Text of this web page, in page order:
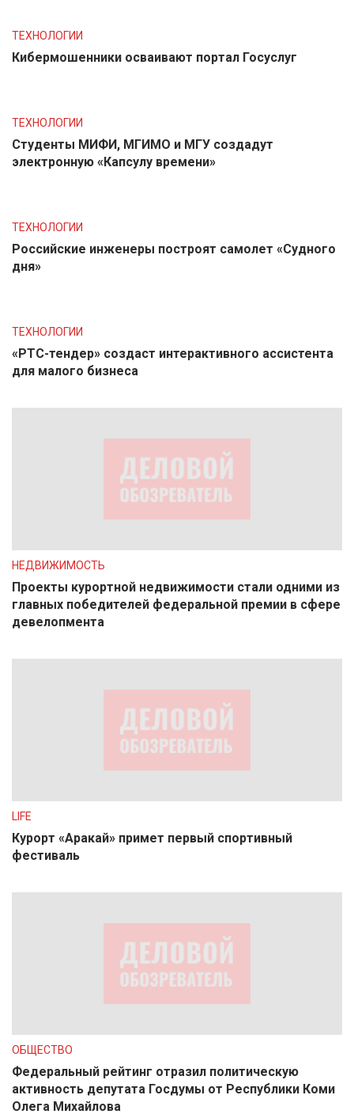
ТЕХНОЛОГИИ
Кибермошенники осваивают портал Госуслуг
ТЕХНОЛОГИИ
Студенты МИФИ, МГИМО и МГУ создадут
электронную «Капсулу времени»
ТЕХНОЛОГИИ
Российские инженеры построят самолет «Судного
дня»
ТЕХНОЛОГИИ
«РТС-тендер» создаст интерактивного ассистента
для малого бизнеса
НЕДВИЖИМОСТЬ
Проекты курортной недвижимости стали одними из
главных победителей федеральной премии в сфере
девелопмента
LIFE
Курорт «Аракай» примет первый спортивный
фестиваль
ОБЩЕСТВО
Федеральный рейтинг отразил политическую
активность депутата Госдумы от Республики Коми
Олега Михайлова